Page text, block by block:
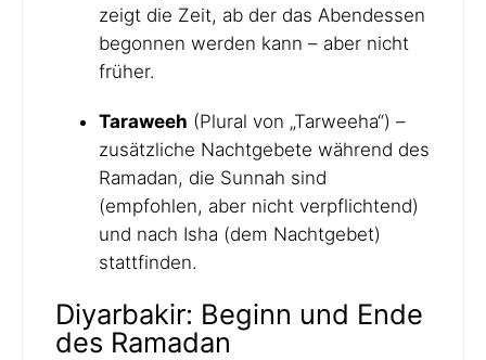
zeigt die Zeit, ab der das Abendessen
begonnen werden kann – aber nicht
früher.
Taraweeh (Plural von „Tarweeha“) –
zusätzliche Nachtgebete während des
Ramadan, die Sunnah sind
(empfohlen, aber nicht verpflichtend)
und nach Isha (dem Nachtgebet)
stattfinden.
Diyarbakir: Beginn und Ende
des Ramadan